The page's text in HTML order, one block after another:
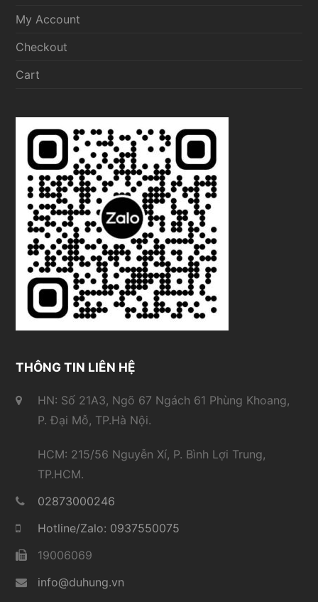
My Account
Checkout
Cart
THÔNG TIN LIÊN HỆ
HN: Số 21A3, Ngõ 67 Ngách 61 Phùng Khoang,
P. Đại Mỗ, TP.Hà Nội.
HCM: 215/56 Nguyễn Xí, P. Bình Lợi Trung,
TP.HCM.
02873000246
Hotline/Zalo: 0937550075
19006069
info@duhung.vn